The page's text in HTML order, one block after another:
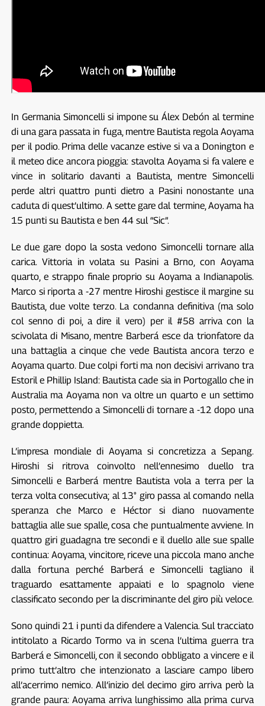
In Germania Simoncelli si impone su Álex Debón al termine
di una gara passata in fuga, mentre Bautista regola Aoyama
per il podio. Prima delle vacanze estive si va a Donington e
il meteo dice ancora pioggia: stavolta Aoyama si fa valere e
vince in solitario davanti a Bautista, mentre Simoncelli
perde altri quattro punti dietro a Pasini nonostante una
caduta di quest’ultimo. A sette gare dal termine, Aoyama ha
15 punti su Bautista e ben 44 sul “Sic”.
Le due gare dopo la sosta vedono Simoncelli tornare alla
carica. Vittoria in volata su Pasini a Brno, con Aoyama
quarto, e strappo finale proprio su Aoyama a Indianapolis.
Marco si riporta a -27 mentre Hiroshi gestisce il margine su
Bautista, due volte terzo. La condanna definitiva (ma solo
col senno di poi, a dire il vero) per il #58 arriva con la
scivolata di Misano, mentre Barberá esce da trionfatore da
una battaglia a cinque che vede Bautista ancora terzo e
Aoyama quarto. Due colpi forti ma non decisivi arrivano tra
Estoril e Phillip Island: Bautista cade sia in Portogallo che in
Australia ma Aoyama non va oltre un quarto e un settimo
posto, permettendo a Simoncelli di tornare a -12 dopo una
grande doppietta.
L’impresa mondiale di Aoyama si concretizza a Sepang.
Hiroshi si ritrova coinvolto nell’ennesimo duello tra
Simoncelli e Barberá mentre Bautista vola a terra per la
terza volta consecutiva; al 13° giro passa al comando nella
speranza che Marco e Héctor si diano nuovamente
battaglia alle sue spalle, cosa che puntualmente avviene. In
quattro giri guadagna tre secondi e il duello alle sue spalle
continua: Aoyama, vincitore, riceve una piccola mano anche
dalla fortuna perché Barberá e Simoncelli tagliano il
traguardo esattamente appaiati e lo spagnolo viene
classificato secondo per la discriminante del giro più veloce.
Sono quindi 21 i punti da difendere a Valencia. Sul tracciato
intitolato a Ricardo Tormo va in scena l’ultima guerra tra
Barberá e Simoncelli, con il secondo obbligato a vincere e il
primo tutt’altro che intenzionato a lasciare campo libero
all’acerrimo nemico. All’inizio del decimo giro arriva però la
grande paura: Aoyama arriva lunghissimo alla prima curva